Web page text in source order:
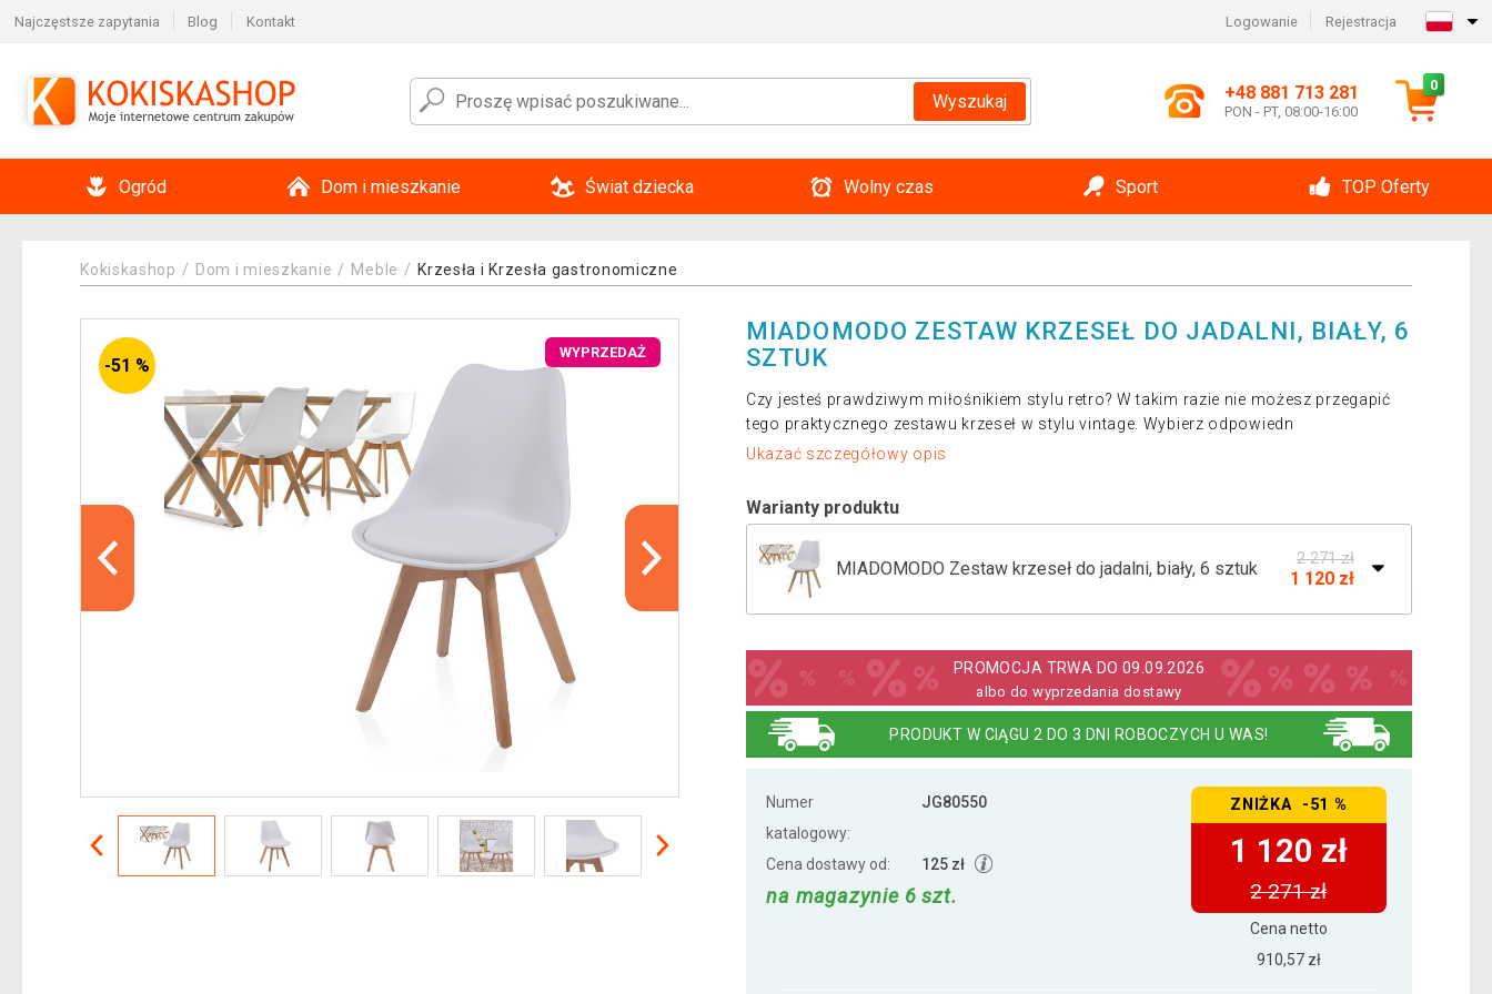
Najczęstsze zapytania Blog Kontakt Logowanie Rejestracja
Wyszukaj +48 881 713 281
PON - PT, 08:00-16:00
0
Ogród Dom i mieszkanie Świat dziecka Wolny czas Sport TOP Oferty
Kokiskashop Dom i mieszkanie Meble Krzesła i Krzesła gastronomiczne
-51 %
WYPRZEDAŻ
MIADOMODO ZESTAW KRZESEŁ DO JADALNI, BIAŁY, 6
SZTUK
Czy jesteś prawdziwym miłośnikiem stylu retro? W takim razie nie możesz przegapić
tego praktycznego zestawu krzeseł w stylu vintage. Wybierz odpowiedn
Ukazać szczegółowy opis
Warianty produktu
MIADOMODO Zestaw krzeseł do jadalni, biały, 6 sztuk 2 271 zł
1 120 zł
1 120 zł
MIADOMODO Zestaw krzeseł do jadalni, szary, 6 sztuk 2 305 zł
1 120 zł
PROMOCJA TRWA DO 09.09.2026
albo do wyprzedania dostawy
PRODUKT W CIĄGU 2 DO 3 DNI ROBOCZYCH U WAS!
Numer
katalogowy:
JG80550
Cena dostawy od: 125 zł
na magazynie 6 szt.
ZNIŻKA -51 %
1 120 zł
2 271 zł
Cena netto
910,57 zł